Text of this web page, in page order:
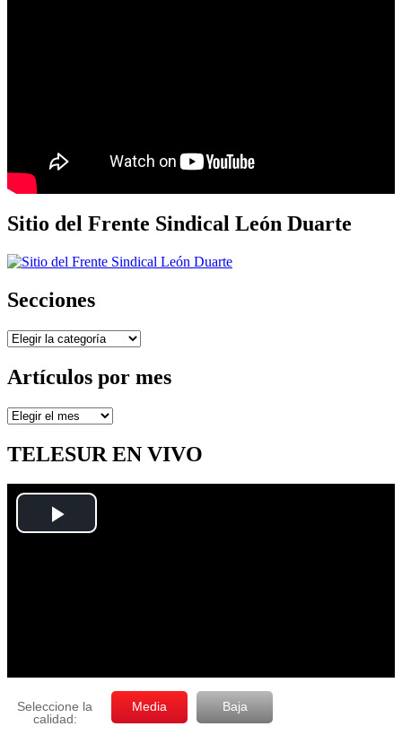
Sitio del Frente Sindical León Duarte
Secciones
Secciones
Artículos por mes
Artículos
mes
TELESUR EN VIVO